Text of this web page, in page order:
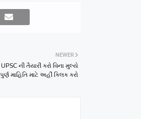
NEWER
ની તૈયારી કરો વિના મુલ્યે
માહિતિ માટે અહીં ક્લિક કરો